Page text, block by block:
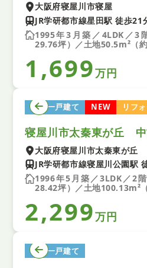
大阪府寝屋川市寝屋
JR学研都市線星田駅 徒歩21
1995年3月築／4LDK／3
29.76坪）／土地50.5m²（
1,699万円
中古一戸建て NEW リフ
寝屋川市太秦東が丘 中
大阪府寝屋川市太秦東が丘
JR学研都市線寝屋川公園駅
1996年5月築／3LDK／2
28.42坪）／土地100.13m²
2,299万円
中古一戸建て